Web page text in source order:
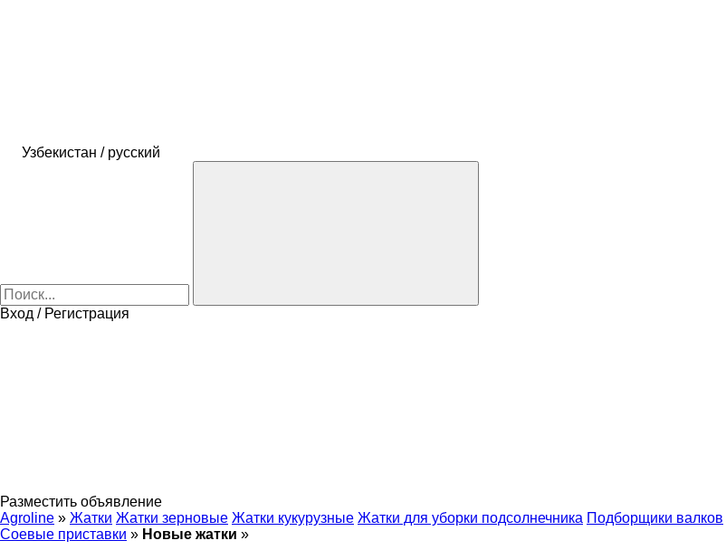
Узбекистан / русский
Вход / Регистрация
Разместить объявление
Agroline » Жатки Жатки зерновые Жатки кукурузные Жатки для уборки подсолнечника Подборщики валков
Соевые приставки » Новые жатки »